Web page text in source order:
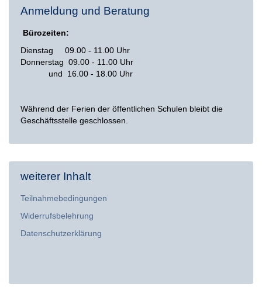
Anmeldung und Beratung
Bürozeiten:
Dienstag 09.00 - 11.00 Uhr
Donnerstag 09.00 - 11.00 Uhr
und 16.00 - 18.00 Uhr
Während der Ferien der öffentlichen Schulen bleibt die
Geschäftsstelle geschlossen.
weiterer Inhalt
Teilnahmebedingungen
Widerrufsbelehrung
Datenschutzerklärung